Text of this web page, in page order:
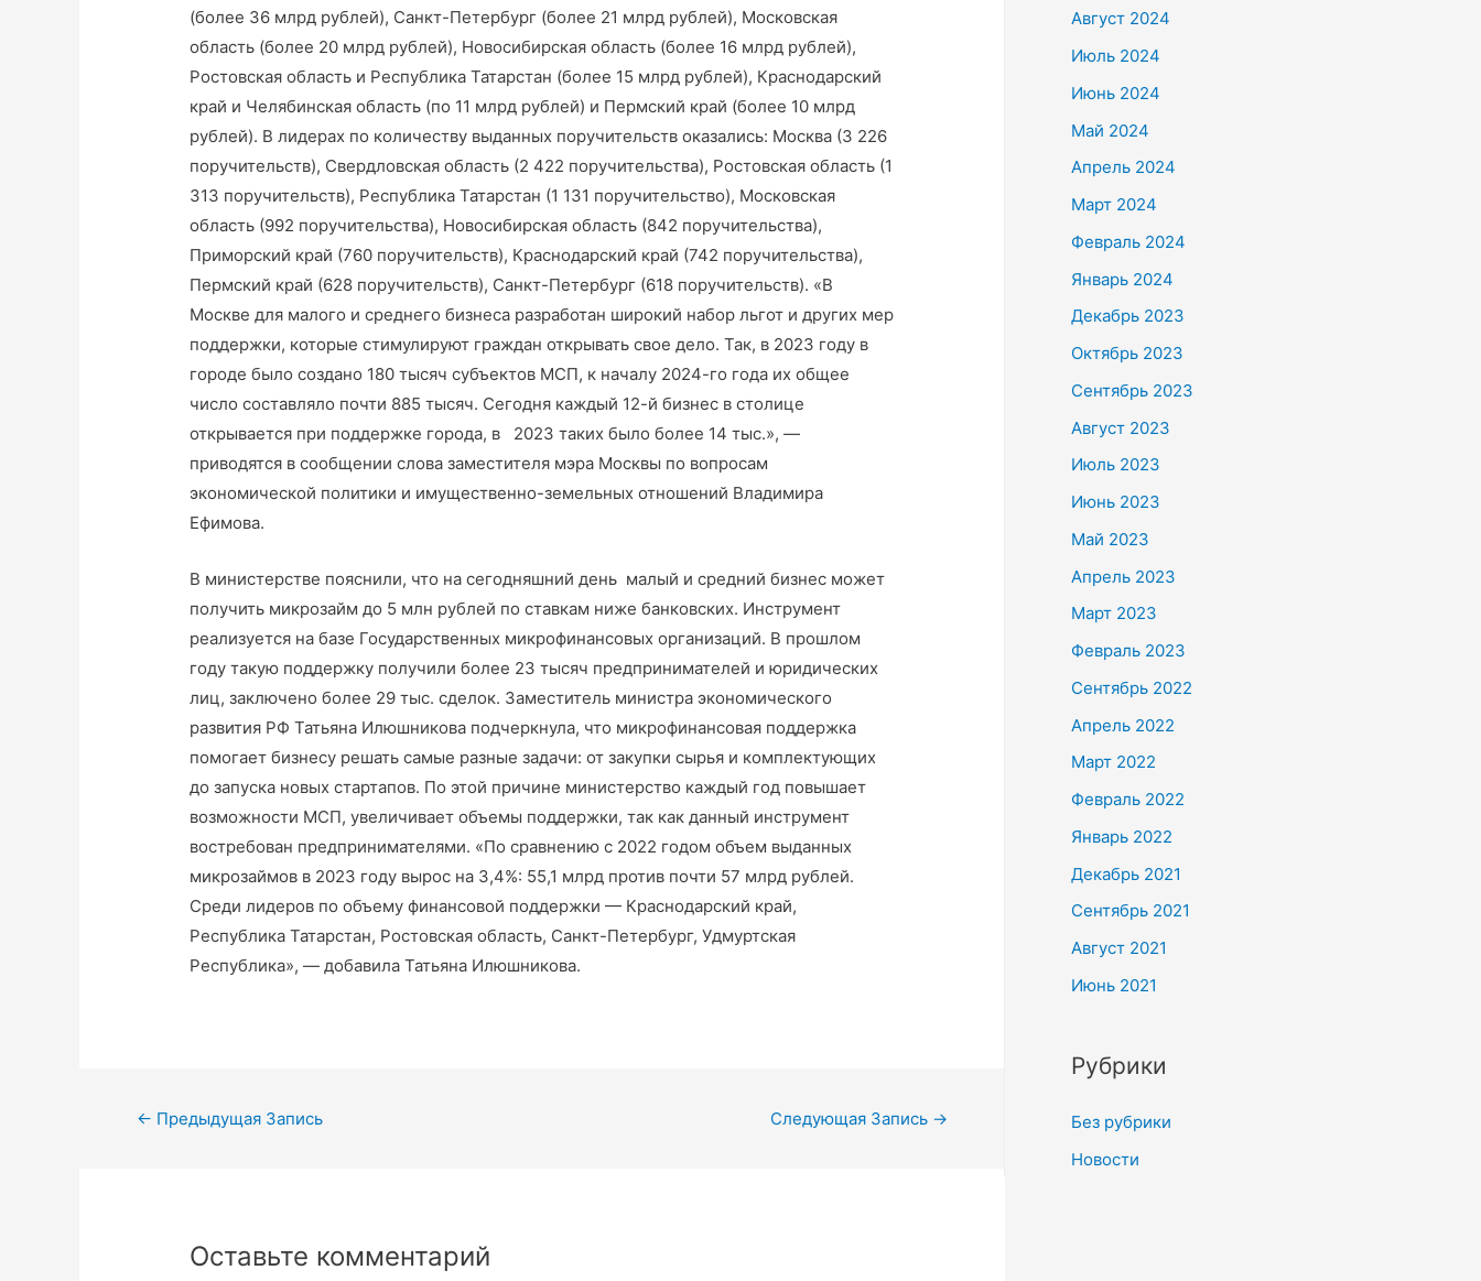
(более 36 млрд рублей), Санкт-Петербург (более 21 млрд рублей), Московская
область (более 20 млрд рублей), Новосибирская область (более 16 млрд рублей),
Ростовская область и Республика Татарстан (более 15 млрд рублей), Краснодарский
край и Челябинская область (по 11 млрд рублей) и Пермский край (более 10 млрд
рублей). В лидерах по количеству выданных поручительств оказались: Москва (3 226
поручительств), Свердловская область (2 422 поручительства), Ростовская область (1
313 поручительств), Республика Татарстан (1 131 поручительство), Московская
область (992 поручительства), Новосибирская область (842 поручительства),
Приморский край (760 поручительств), Краснодарский край (742 поручительства),
Пермский край (628 поручительств), Санкт-Петербург (618 поручительств). «В
Москве для малого и среднего бизнеса разработан широкий набор льгот и других мер
поддержки, которые стимулируют граждан открывать свое дело. Так, в 2023 году в
городе было создано 180 тысяч субъектов МСП, к началу 2024-го года их общее
число составляло почти 885 тысяч. Сегодня каждый 12-й бизнес в столице
открывается при поддержке города, в 2023 таких было более 14 тыс.», —
приводятся в сообщении слова заместителя мэра Москвы по вопросам
экономической политики и имущественно-земельных отношений Владимира
Ефимова.
В министерстве пояснили, что на сегодняшний день малый и средний бизнес может
получить микрозайм до 5 млн рублей по ставкам ниже банковских. Инструмент
реализуется на базе Государственных микрофинансовых организаций. В прошлом
году такую поддержку получили более 23 тысяч предпринимателей и юридических
лиц, заключено более 29 тыс. сделок. Заместитель министра экономического
развития РФ Татьяна Илюшникова подчеркнула, что микрофинансовая поддержка
помогает бизнесу решать самые разные задачи: от закупки сырья и комплектующих
до запуска новых стартапов. По этой причине министерство каждый год повышает
возможности МСП, увеличивает объемы поддержки, так как данный инструмент
востребован предпринимателями. «По сравнению с 2022 годом объем выданных
микрозаймов в 2023 году вырос на 3,4%: 55,1 млрд против почти 57 млрд рублей.
Среди лидеров по объему финансовой поддержки — Краснодарский край,
Республика Татарстан, Ростовская область, Санкт-Петербург, Удмуртская
Республика», — добавила Татьяна Илюшникова.
Навигация
← Предыдущая Запись Следующая Запись →
Оставьте комментарий
Август 2024
Июль 2024
Июнь 2024
Май 2024
Апрель 2024
Март 2024
Февраль 2024
Январь 2024
Декабрь 2023
Октябрь 2023
Сентябрь 2023
Август 2023
Июль 2023
Июнь 2023
Май 2023
Апрель 2023
Март 2023
Февраль 2023
Сентябрь 2022
Апрель 2022
Март 2022
Февраль 2022
Январь 2022
Декабрь 2021
Сентябрь 2021
Август 2021
Июнь 2021
Рубрики
Без рубрики
Новости